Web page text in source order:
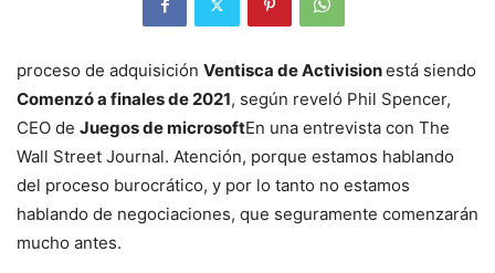
proceso de adquisición Ventisca de Activisionestá siendo
Comenzó a finales de 2021, según reveló Phil Spencer,
CEO de Juegos de microsoftEn una entrevista con The
Wall Street Journal. Atención, porque estamos hablando
del proceso burocrático, y por lo tanto no estamos
hablando de negociaciones, que seguramente comenzarán
mucho antes.